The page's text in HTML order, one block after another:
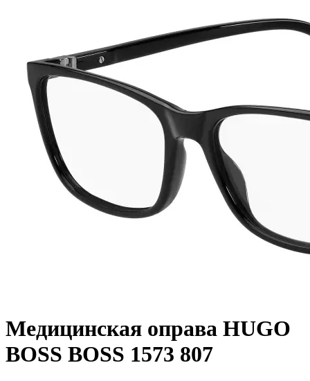
Медицинская оправа HUGO
BOSS BOSS 1573 807